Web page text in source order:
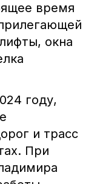
время
окна
году,
и трасс
При